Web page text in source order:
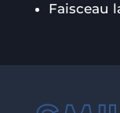
Faisceau